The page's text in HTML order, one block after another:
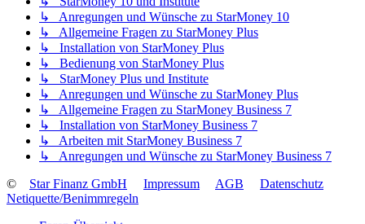
↳ Anregungen und Wünsche zu StarMoney 10
↳ Allgemeine Fragen zu StarMoney Plus
↳ Installation von StarMoney Plus
↳ Bedienung von StarMoney Plus
↳ StarMoney Plus und Institute
↳ Anregungen und Wünsche zu StarMoney Plus
↳ Allgemeine Fragen zu StarMoney Business 7
↳ Installation von StarMoney Business 7
↳ Arbeiten mit StarMoney Business 7
↳ Anregungen und Wünsche zu StarMoney Business 7
©
Star Finanz GmbH Impressum AGB
Datenschutz
Netiquette/Benimmregeln